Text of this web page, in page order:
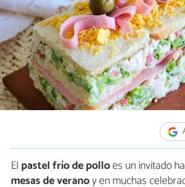
El pastel frío de polloes un invitado
mesas de veranoy en muchas